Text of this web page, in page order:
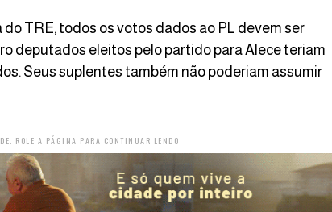
TRE, todos os votos dados ao PL devem ser
deputados eleitos pelo partido para Alece teriam
Seus suplentes também não poderiam assumir
ROLE A PÁGINA PARA CONTINUAR LENDO